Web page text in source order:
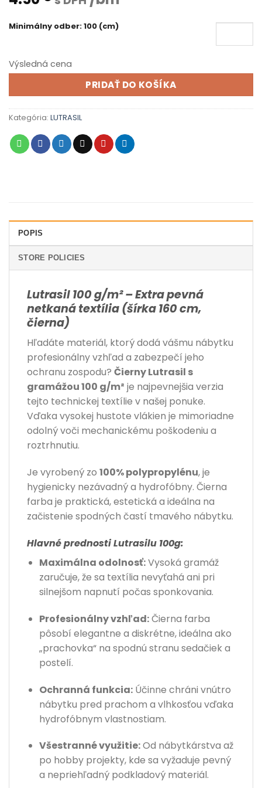
Minimálny odber: 100 (cm)
Výsledná cena
PRIDAŤ DO KOŠÍKA
Kategória: LUTRASIL
POPIS
STORE POLICIES
Lutrasil 100 g/m² – Extra pevná
netkaná textília (šírka 160 cm,
čierna)
Hľadáte materiál, ktorý dodá vášmu nábytku
profesionálny vzhľad a zabezpečí jeho
ochranu zospodu? Čierny Lutrasil s
gramážou 100 g/m² je najpevnejšia verzia
tejto technickej textílie v našej ponuke.
Vďaka vysokej hustote vlákien je mimoriadne
odolný voči mechanickému poškodeniu a
roztrhnutiu.
Je vyrobený zo 100% polypropylénu, je
hygienicky nezávadný a hydrofóbny. Čierna
farba je praktická, estetická a ideálna na
začistenie spodných častí tmavého nábytku.
Hlavné prednosti Lutrasilu 100g:
Maximálna odolnosť:Vysoká gramáž
zaručuje, že sa textília nevyťahá ani pri
silnejšom napnutí počas sponkovania.
Profesionálny vzhľad:Čierna farba
pôsobí elegantne a diskrétne, ideálna ako
„prachovka“ na spodnú stranu sedačiek a
postelí.
Ochranná funkcia:Účinne chráni vnútro
nábytku pred prachom a vlhkosťou vďaka
hydrofóbnym vlastnostiam.
Všestranné využitie:Od nábytkárstva až
po hobby projekty, kde sa vyžaduje pevný
a nepriehľadný podkladový materiál.